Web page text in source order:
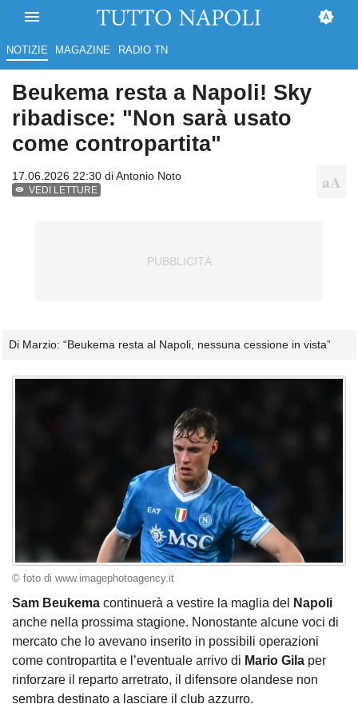
NOTIZIE MAGAZINE RADIO TN
Beukema resta a Napoli! Sky
ribadisce: "Non sarà usato
come contropartita"
17.06.2026 22:30 diAntonio Noto
VEDI LETTURE
Di Marzio: “Beukema resta al Napoli, nessuna cessione in vista”
© foto di www.imagephotoagency.it
Sam Beukema continuerà a vestire la maglia del
Napoli
anche nella prossima stagione. Nonostante alcune voci di
mercato che lo avevano inserito in possibili operazioni
come contropartita e l’eventuale arrivo di Mario Gila per
rinforzare il reparto arretrato, il difensore olandese non
sembra destinato a lasciare il club azzurro.